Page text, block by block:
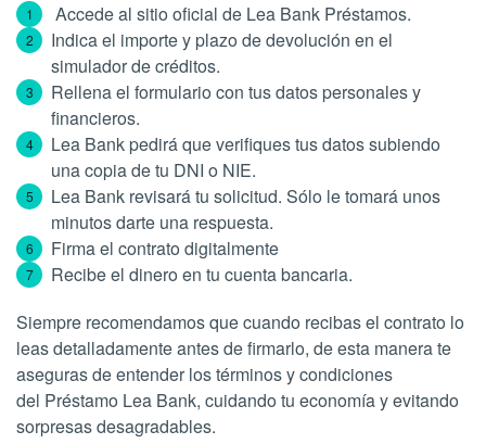
Accede al sitio oficial de Lea Bank Préstamos.
Indica el importe y plazo de devolución en el
simulador de créditos.
Rellena el formulario con tus datos personales y
financieros.
Lea Bank pedirá que verifiques tus datos subiendo
una copia de tu DNI o NIE.
Lea Bank revisará tu solicitud. Sólo le tomará unos
minutos darte una respuesta.
Firma el contrato digitalmente
Recibe el dinero en tu cuenta bancaria.
Siempre recomendamos que cuando recibas el contrato lo
leas detalladamente antes de firmarlo, de esta manera te
aseguras de entender los términos y condiciones
del Préstamo Lea Bank, cuidando tu economía y evitando
sorpresas desagradables.